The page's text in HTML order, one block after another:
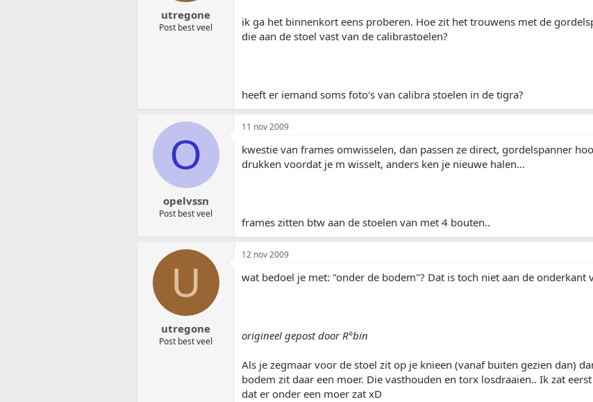
utregone
Post best veel
ik ga het binnenkort eens proberen. Hoe zit het trouwens met de
die aan de stoel vast van de calibrastoelen?
heeft er iemand soms foto's van calibra stoelen in de tigra?
O
opelvssn
Post best veel
11 nov 2009
kwestie van frames omwisselen, dan passen ze direct, gordelspanner
drukken voordat je m wisselt, anders ken je nieuwe halen...
frames zitten btw aan de stoelen van met 4 bouten..
U
utregone
Post best veel
12 nov 2009
wat bedoel je met: "onder de bodem"? Dat is toch niet aan de onderkant
origineel gepost door R°bin
Als je zegmaar voor de stoel zit op je knieen (vanaf buiten gezien dan)
bodem zit daar een moer. Die vasthouden en torx losdraaien.. Ik zat
dat er onder een moer zat xD